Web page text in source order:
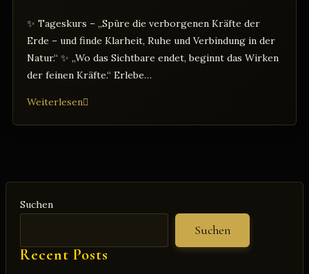
✨ Tageskurs – „Spüre die verborgenen Kräfte der
Erde – und finde Klarheit, Ruhe und Verbindung in der
Natur.“ ✨ „Wo das Sichtbare endet, beginnt das Wirken
der feinen Kräfte.“ Erlebe…
WeiterlesenWünschelrutengehen
Suchen
Suchen
Recent Posts